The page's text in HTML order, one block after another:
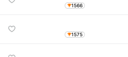
1566
1575